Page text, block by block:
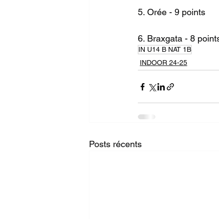
5. Orée - 9 points
6. Braxgata - 8
IN U14 B NAT 1B
INDOOR 24-25
Posts récents